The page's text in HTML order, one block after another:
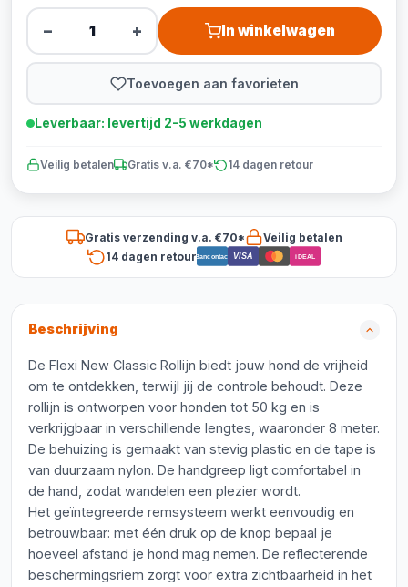
− + In winkelwagen
Toevoegen aan favorieten
Leverbaar: levertijd 2-5 werkdagen
Veilig betalen Gratis v.a. €70* 14 dagen retour
Gratis verzending v.a. €70*
Veilig betalen
14 dagen retourBancontact VISA iDEAL
Beschrijving
De Flexi New Classic Rollijn biedt jouw hond de vrijheid
om te ontdekken, terwijl jij de controle behoudt. Deze
rollijn is ontworpen voor honden tot 50 kg en is
verkrijgbaar in verschillende lengtes, waaronder 8 meter.
De behuizing is gemaakt van stevig plastic en de tape is
van duurzaam nylon. De handgreep ligt comfortabel in
de hand, zodat wandelen een plezier wordt.
Het geïntegreerde remsysteem werkt eenvoudig en
betrouwbaar: met één druk op de knop bepaal je
hoeveel afstand je hond mag nemen. De reflecterende
beschermingsriem zorgt voor extra zichtbaarheid in het